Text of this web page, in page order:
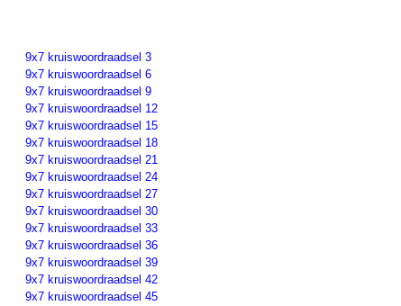
9x7 kruiswoordraadsel 3
9x7 kruiswoordraadsel 6
9x7 kruiswoordraadsel 9
9x7 kruiswoordraadsel 12
9x7 kruiswoordraadsel 15
9x7 kruiswoordraadsel 18
9x7 kruiswoordraadsel 21
9x7 kruiswoordraadsel 24
9x7 kruiswoordraadsel 27
9x7 kruiswoordraadsel 30
9x7 kruiswoordraadsel 33
9x7 kruiswoordraadsel 36
9x7 kruiswoordraadsel 39
9x7 kruiswoordraadsel 42
9x7 kruiswoordraadsel 45